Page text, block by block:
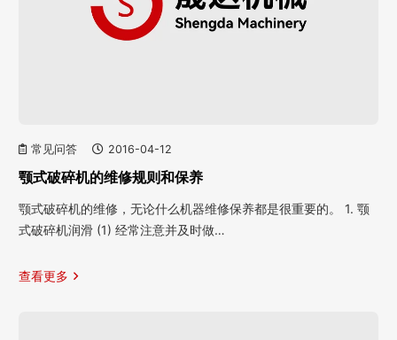
常见问答 2016-04-12
颚式破碎机的维修规则和保养
颚式破碎机的维修，无论什么机器维修保养都是很重要的。 1. 颚
式破碎机润滑 (1) 经常注意并及时做…
查看更多